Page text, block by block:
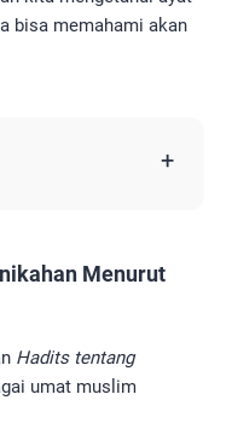
bisa memahami akan
+
Menurut
Hadits tentang
umat muslim